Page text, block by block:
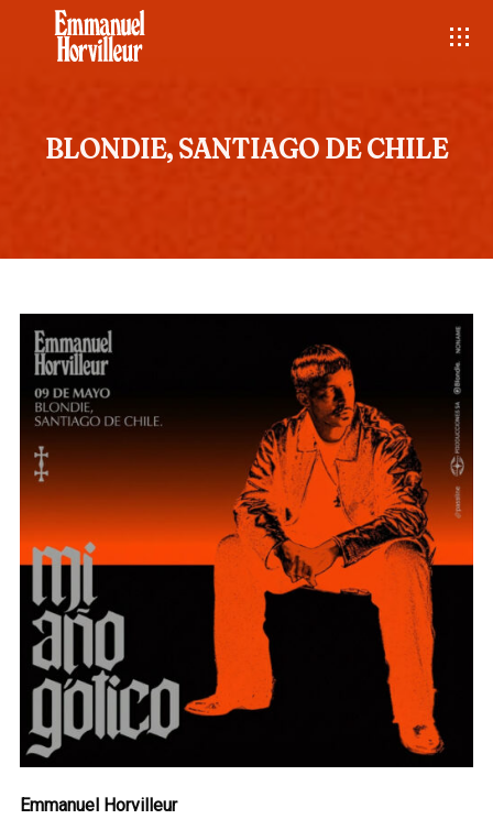
BLONDIE, SANTIAGO DE CHILE
Emmanuel Horvilleur